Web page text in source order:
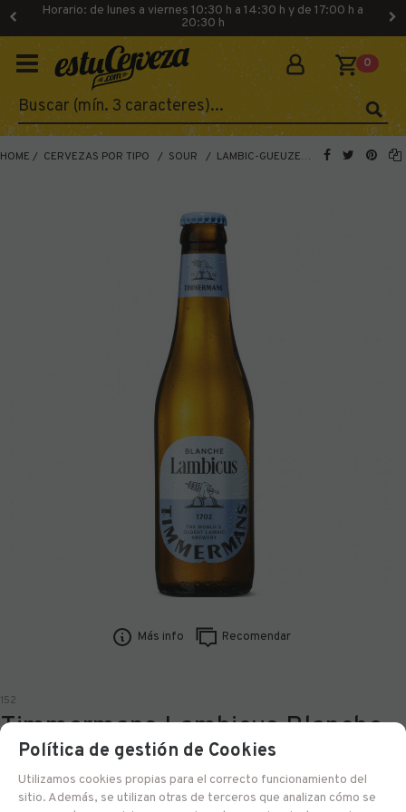
Horario: de lunes a viernes 10:30 h a 14:30 h y de 17:00 h a
20:30 h
0
HOME CERVEZAS POR TIPO SOUR LAMBIC-GUEUZE
Más info Recomendar
152
Timmermans Lambicus Blanche
33 cl
Política de gestión de Cookies
Utilizamos cookies propias para el correcto funcionamiento del
sitio. Además, se utilizan otras de terceros que analizan cómo se